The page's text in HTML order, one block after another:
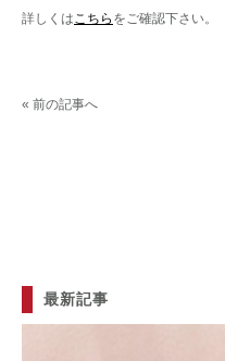
詳しくはこちら をご確認下さい。
« 前の記事へ
最新記事